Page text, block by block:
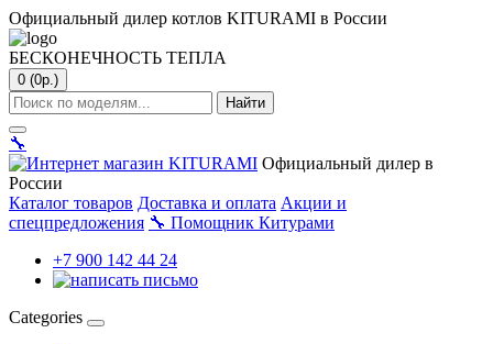
Официальный дилер котлов KITURAMI в России
БЕСКОНЕЧНОСТЬ ТЕПЛА
0 (0р.)
Найти
🔧
Официальный дилер в
России
Каталог товаров Доставка и оплата Акции и
спецпредложения 🔧 Помощник Китурами
+7 900 142 44 24
Categories